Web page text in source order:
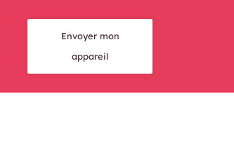
Envoyer mon
appareil